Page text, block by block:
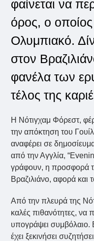
φαίνεται να
όρος, ο
Ολυμπιακό.
στον
φανέλα των
τέλος της
Η Νότιγχαμ Φόρεστ,
την απόκτηση του
αναφέρει σε
από την Αγγλία,
γράφουν, η προσφορά
Βραζιλιάνο, αφορά και
Από την πλευρά της
καλές πιθανότητες, να
υπογράψει συμβόλαιο.
έχει ξεκινήσει